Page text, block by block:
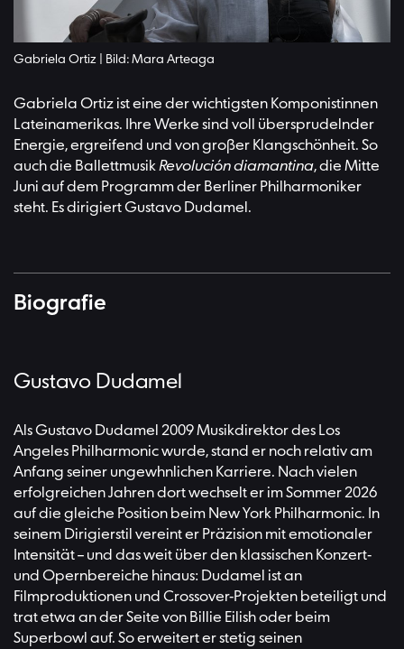
Gabriela Ortiz | Bild: Mara Arteaga
Gabriela Ortiz ist eine der wichtigsten Komponistinnen
Lateinamerikas. Ihre Werke sind voll übersprudelnder
Energie, ergreifend und von großer Klangschönheit. So
auch die BallettmusikRevolución diamantina, die Mitte
Juni auf dem Programm der Berliner Philharmoniker
steht. Es dirigiert Gustavo Dudamel.
Biografie
Gustavo Dudamel
Als Gustavo Dudamel 2009 Musikdirektor des Los
Angeles Philharmonic wurde, stand er noch relativ am
Anfang seiner ungewhnlichen Karriere. Nach vielen
erfolgreichen Jahren dort wechselt er im Sommer 2026
auf die gleiche Position beim New York Philharmonic. In
seinem Dirigierstil vereint er Präzision mit emotionaler
Intensität – und das weit über den klassischen Konzert-
und Opernbereiche hinaus: Dudamel ist an
Filmproduktionen und Crossover-Projekten beteiligt und
trat etwa an der Seite von Billie Eilish oder beim
Superbowl auf. So erweitert er stetig seinen